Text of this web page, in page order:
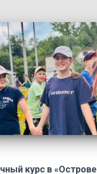
курс в «Острове